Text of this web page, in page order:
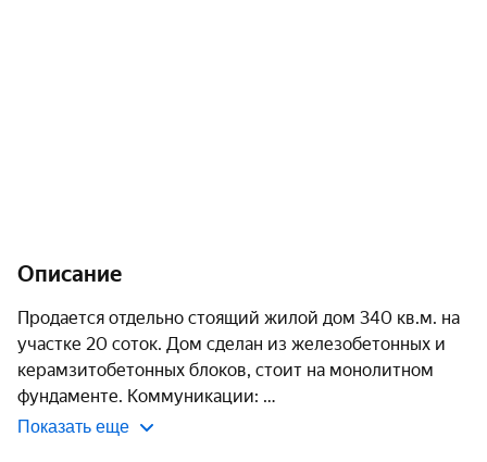
Описание
Продается отдельно стоящий жилой дом 340 кв.м. на
участке 20 соток. Дом сделан из железобетонных и
керамзитобетонных блоков, стоит на монолитном
фундаменте. Коммуникации:
Показать еще